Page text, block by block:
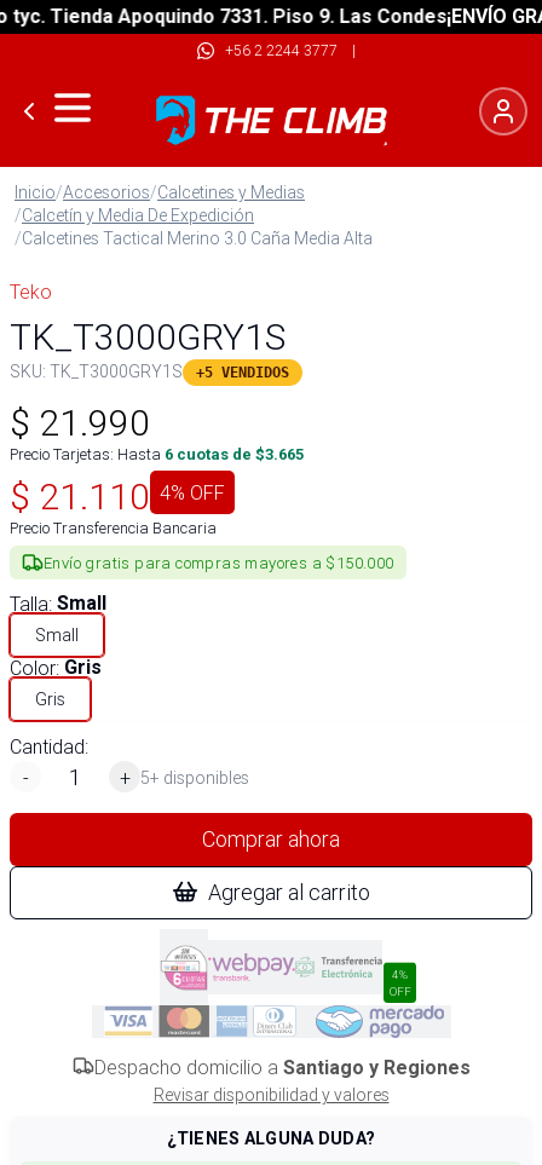
Tienda Apoquindo 7331. Piso 9. Las Condes¡ENVÍO
+56 2 2244 3777 |
Inicio/Accesorios/Calcetines y Medias
/Calcetín y Media De Expedición
/Calcetines Tactical Merino 3.0 Caña Media Alta
Teko
TK_T3000GRY1S
SKU: TK_T3000GRY1S +5 VENDIDOS
$ 21.990
Precio Tarjetas: Hasta 6 cuotas de $3.665
$ 21.110 4% OFF
Precio Transferencia Bancaria
Envío gratis para compras mayores a $150.000
Talla: Small
Small
Color: Gris
Gris
Cantidad:
-
+ 5+ disponibles
Comprar ahora
Agregar al carrito
4%
OFF
Despacho domicilio a Santiago y Regiones
Revisar disponibilidad y valores
¿TIENES ALGUNA DUDA?